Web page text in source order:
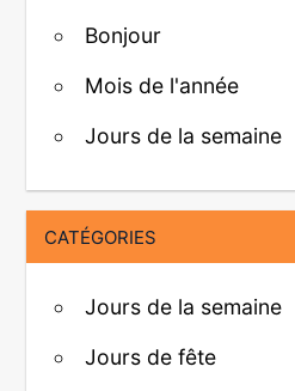
Bonjour
Mois de l'année
Jours de la semaine
CATÉGORIES
Jours de la semaine
Jours de fête